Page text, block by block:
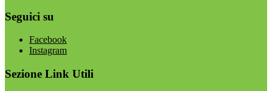
Seguici su
Facebook
Instagram
Sezione Link Utili